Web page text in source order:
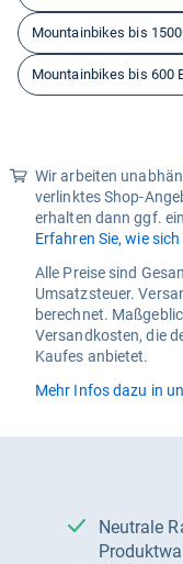
Mountainbikes bis 1500
Mountainbikes bis 600
Wir arbeiten
verlinktes Shop-
erhalten dann ggf.
Erfahren Sie, wie
Alle Preise sind
Umsatzsteuer.
berechnet.
Versandkosten, die
Kaufes anbietet.
Mehr Infos dazu in
Neutrale Ratgeber – hilfreich für Ihre